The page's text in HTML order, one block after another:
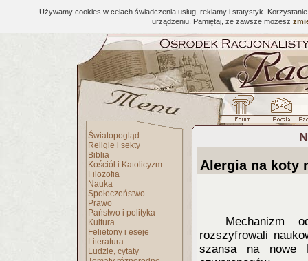
Używamy cookies w celach świadczenia usług, reklamy i statystyk.
urządzeniu. Pamiętaj, że zawsze możesz
Światopogląd
Religie i sekty
Biblia
Kościół i Katolicyzm
Filozofia
Nauka
Społeczeństwo
Prawo
Państwo i polityka
Kultura
Felietony i eseje
Literatura
Ludzie, cytaty
Alergia na koty
Mechanizm
rozszyfrowali
szansa na nowe